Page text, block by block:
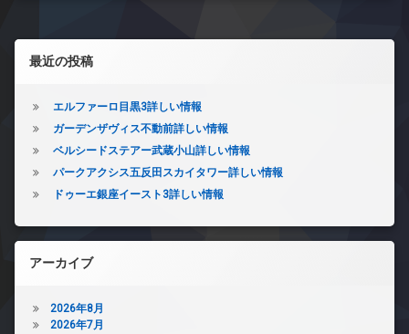
左サイドバー
最近の投稿
エルファーロ目黒3詳しい情報
ガーデンザヴィス不動前詳しい情報
ベルシードステアー武蔵小山詳しい情報
パークアクシス五反田スカイタワー詳しい情報
ドゥーエ銀座イースト3詳しい情報
アーカイブ
2026年8月
2026年7月